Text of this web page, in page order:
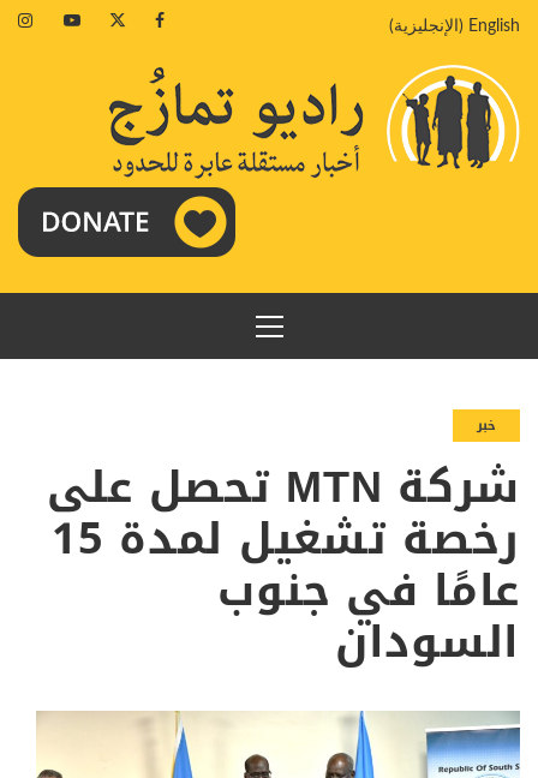
إلىEnglish
( الإنجليزية)
Facebook
Twitter
Youtube
القائمة
الرئيسية
خبر
شركة MTN تحصل على
رخصة تشغيل لمدة 15
عامًا في جنوب
السودان